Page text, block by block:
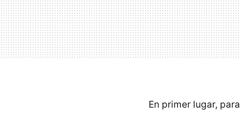
En primer lugar, para